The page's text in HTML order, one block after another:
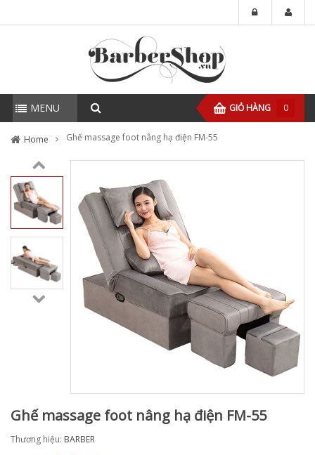
MENU GIỎ HÀNG 0
Home Ghế massage foot nâng hạ điện FM-55
Ghế massage foot nâng hạ điện FM-55
Thương hiệu: BARBER